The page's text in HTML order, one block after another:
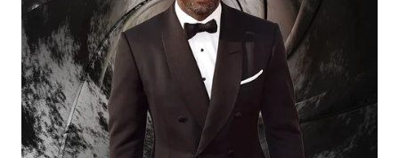
CIREBON
WN
INDRAMAYU
WN